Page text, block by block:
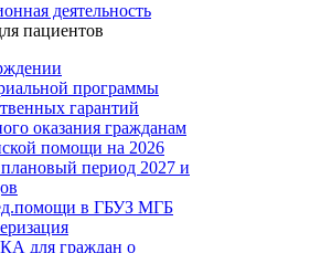
деятельность
пациентов
программы
гарантий
оказания гражданам
помощи на 2026
период 2027 и
в ГБУЗ МГБ
для граждан о